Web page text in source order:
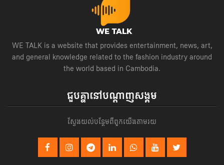
WE TALK is a website that provides entertainment, news, art,
and general knowledge related to the fashion industry around
the world based in Cambodia.
ជួបគ្នានៅបណ្តាញសង្គម
ស្វែងយល់បន្ថែមពីពួកយើងតាមរយ